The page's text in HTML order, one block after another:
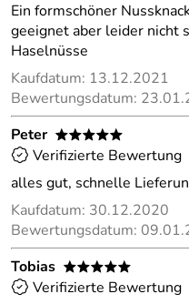
Ein formschöner
geeignet aber leider nicht
Haselnüsse
Kaufdatum: 13.12.2021
Bewertungsdatum:
Peter
*****
Verifizierte Bewertung
alles gut, schnelle
Kaufdatum: 30.12.2020
Bewertungsdatum:
Tobias
*****
Verifizierte Bewertung